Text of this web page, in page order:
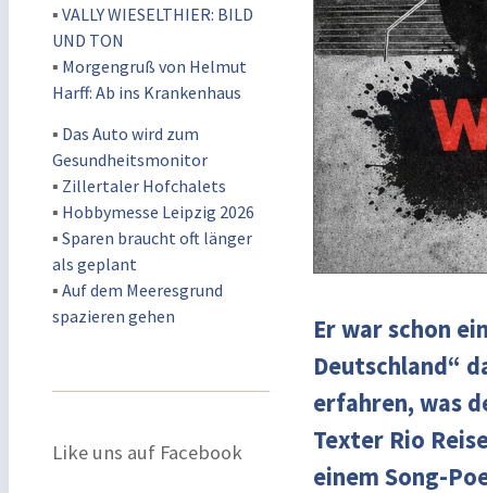
▪ VALLY WIESELTHIER: BILD
UND TON
▪ Morgengruß von Helmut
Harff: Ab ins Krankenhaus
▪ Das Auto wird zum
Gesundheitsmonitor
▪ Zillertaler Hofchalets
▪ Hobbymesse Leipzig 2026
▪ Sparen braucht oft länger
als geplant
▪ Auf dem Meeresgrund
spazieren gehen
Like uns auf Facebook
Er war schon
Deutschland“
erfahren, was
Texter Rio
einem Song-